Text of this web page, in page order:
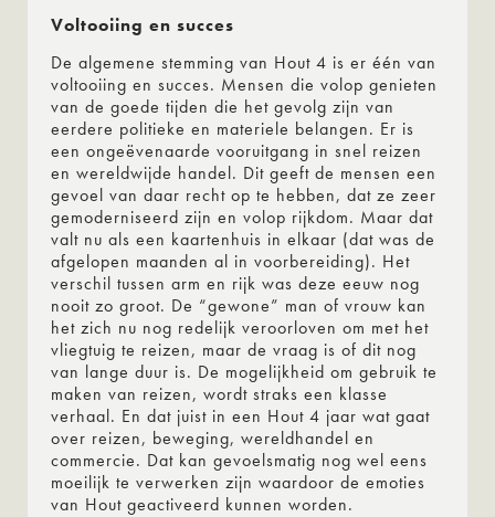
Voltooiing en succes
De algemene stemming van Hout 4 is er één van
voltooiing en succes. Mensen die volop genieten
van de goede tijden die het gevolg zijn van
eerdere politieke en materiele belangen. Er is
een ongeëvenaarde vooruitgang in snel reizen
en wereldwijde handel. Dit geeft de mensen een
gevoel van daar recht op te hebben, dat ze zeer
gemoderniseerd zijn en volop rijkdom. Maar dat
valt nu als een kaartenhuis in elkaar (dat was de
afgelopen maanden al in voorbereiding). Het
verschil tussen arm en rijk was deze eeuw nog
nooit zo groot. De “gewone” man of vrouw kan
het zich nu nog redelijk veroorloven om met het
vliegtuig te reizen, maar de vraag is of dit nog
van lange duur is. De mogelijkheid om gebruik te
maken van reizen, wordt straks een klasse
verhaal. En dat juist in een Hout 4 jaar wat gaat
over reizen, beweging, wereldhandel en
commercie. Dat kan gevoelsmatig nog wel eens
moeilijk te verwerken zijn waardoor de emoties
van Hout geactiveerd kunnen worden.